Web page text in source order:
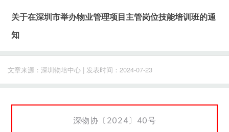
关于在深圳市举办物业管理项目主管岗位技能培训班的通
知
文章来源：深圳物培中心 | 发表时间：2024-07-23
深物协〔2024〕40号